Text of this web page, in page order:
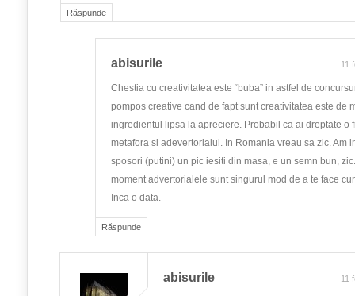
Răspunde
Răspunde
abisurile 11
Chestia cu creativitatea este “buba” in astfel de
pompos creative cand de fapt sunt creativitatea este de
ingredientul lipsa la apreciere. Probabil ca ai dreptate o
metafora si adevertorialul. In Romania vreau sa zic. Am
sposori (putini) un pic iesiti din masa, e un semn bun,
moment advertorialele sunt singurul mod de a te face
Inca o data.
abisurile 11